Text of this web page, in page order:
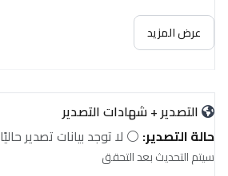
عرض المزيد
التصدير + شهادات التصدير
حالة التصدير: ⚪ لا توجد بيانات تصدير حاليًا
سيتم التحديث بعد التحقق